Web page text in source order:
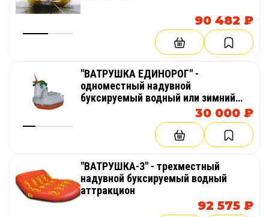
90 482 ₽
"ВАТРУШКА ЕДИНОРОГ" -
одноместный надувной
буксируемый водный или зимний
30 000 ₽
"ВАТРУШКА-3" - трехместный
надувной буксируемый водный
аттракцион
92 575 ₽